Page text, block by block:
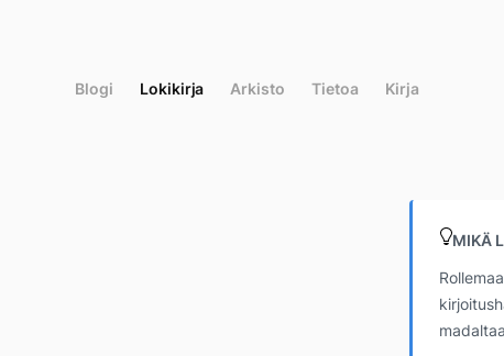
Blogi Lokikirja Arkisto Tietoa Kirja
MIKÄ